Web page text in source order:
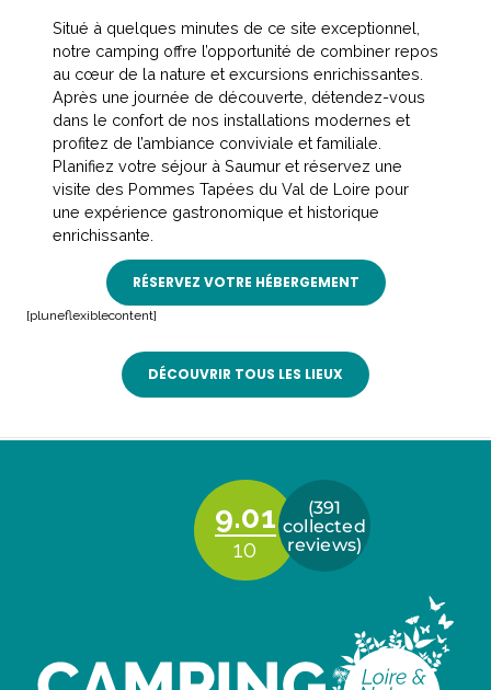
Situé à quelques minutes de ce site exceptionnel,
notre camping offre l’opportunité de combiner repos
au cœur de la nature et excursions enrichissantes.
Après une journée de découverte, détendez-vous
dans le confort de nos installations modernes et
profitez de l’ambiance conviviale et familiale.
Planifiez votre séjour à Saumur et réservez une
visite des Pommes Tapées du Val de Loire pour
une expérience gastronomique et historique
enrichissante.
RÉSERVEZ VOTRE HÉBERGEMENT
[pluneflexiblecontent]
DÉCOUVRIR TOUS LES LIEUX